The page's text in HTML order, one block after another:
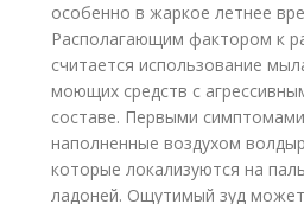
особенно в жаркое летнее
Располагающим фактором к
считается использование
моющих средств с
составе. Первыми
наполненные воздухом
которые локализуются на
ладоней. Ощутимый зуд